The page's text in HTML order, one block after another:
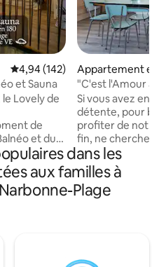
Évaluation moyenne sur la
4,94 (142)
et Sauna
Lovely de
de
et du
de la ville,
? Pensez
! Petit
Autoroute
Appartement en
⋅ Narbonne
"C'est l'Amour à
Si vous avez
détente, pour
profiter de notre
fin, ne cherchez
endroit! Situé au
petite résidence,
la plage, cet
avec amour, et
votre séjour!
dans les
aux familles à
Plage